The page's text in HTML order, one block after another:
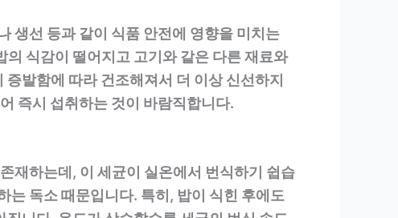
생선 등과 같이 식품 안전에 영향을 미치는
식감이 떨어지고 고기와 같은 다른 재료와
발함에 따라 건조해져서 더 이상 신선하지
즉시 섭취하는 것이 바람직합니다.
재하는데, 이 세균이 실온에서 번식하기 쉽습
는 독소 때문입니다. 특히, 밥이 식힌 후에도